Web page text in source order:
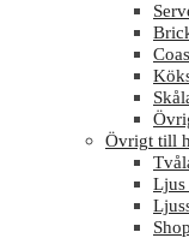
Övrigt till
Ljus